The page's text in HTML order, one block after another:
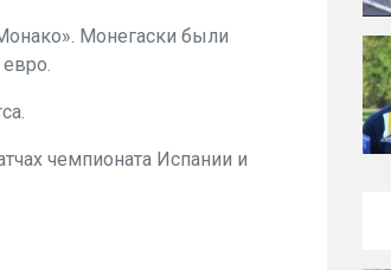
Монегаски были
чемпионата Испании и